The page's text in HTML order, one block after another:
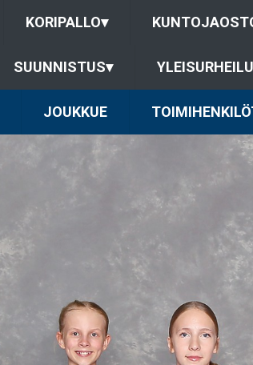
KORIPALLO▾
SUUNNISTUS▾ YLEISURHEILU
JOUKKUE